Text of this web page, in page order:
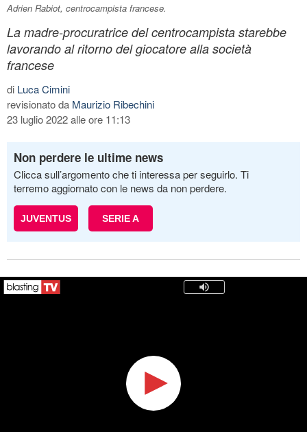
Adrien Rabiot, centrocampista francese.
La madre-procuratrice del centrocampista starebbe
lavorando al ritorno del giocatore alla società
francese
di Luca Cimini
revisionato da Maurizio Ribechini
23 luglio 2022 alle ore 11:13
Non perdere le ultime news
Clicca sull’argomento che ti interessa per seguirlo. Ti
terremo aggiornato con le news da non perdere.
JUVENTUS SERIE A